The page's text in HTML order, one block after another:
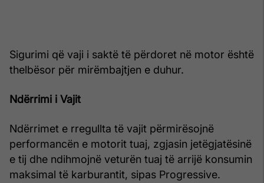
Sigurimi që vaji i saktë të përdoret në motor është
thelbësor për mirëmbajtjen e duhur.
Ndërrimi i Vajit
Ndërrimet e rregullta të vajit përmirësojnë
performancën e motorit tuaj, zgjasin jetëgjatësinë
e tij dhe ndihmojnë veturën tuaj të arrijë konsumin
maksimal të karburantit, sipas Progressive.